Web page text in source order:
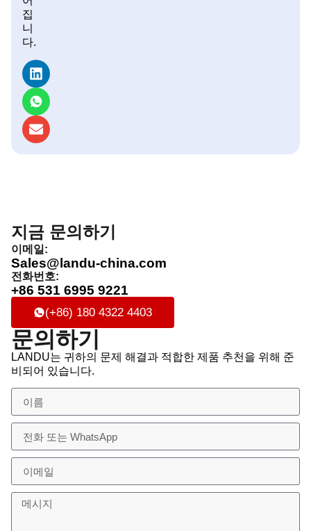
집
니
다.
지금 문의하기
이메일:
Sales@landu-china.com
전화번호:
+86 531 6995 9221
(+86) 180 4322 4403
문의하기
LANDU는 귀하의 문제 해결과 적합한 제품 추천을 위해 준
비되어 있습니다.